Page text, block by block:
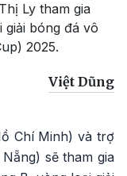
Ly tham gia
giải bóng đá vô
2025.
Việt Dũng
Chí Minh) và trợ
sẽ tham gia